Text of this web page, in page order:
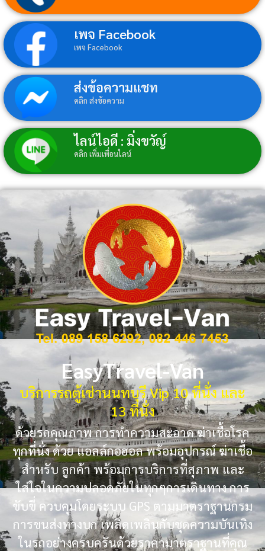
เพจ Facebook
เพจ Facebook
ส่งข้อความแชท
คลิก ส่งข้อความ
ไลน์ไอดี : มิ่งขวัญ์
คลิก เพิ่มเพื่อนไลน์
EasyTravel-Van
บริการรถตู้เช่านนทบุรี Vip 10 ที่นั่ง และ
13 ที่นั่ง
ด้วยรถคุณภาพ การทำความสะอาด ฆ่าเชื้อโรค
ทุกที่นั่ง ด้วย แอลล์กอฮอล พร้อมอุปกรณ์ ฆ่าเชื้อ
สำหรับ ลูกค้า พร้อมการบริการที่สุภาพ และ
ใส่ใจในความปลอดภัยในทุกๆการเดินทาง การ
ขับขี่ ควบคุมโดยระบบ GPS ตามมาตราฐานกรม
การขนส่งทางบก เพลิดเพลินกับชุดความบันเทิง
ในรถอย่างครบครันด้วยราคามาตราฐานที่คุณ